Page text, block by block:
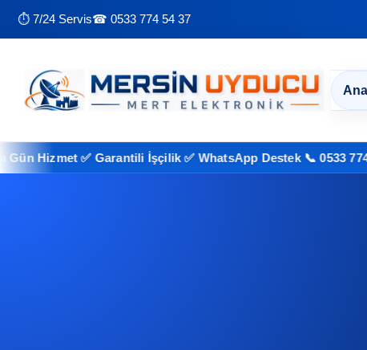
⏱ 7/24 Servis☎ 0533 774 54 37
✅ Garantili İşçilik ✅ WhatsApp Destek 📞 0533 774 54 37